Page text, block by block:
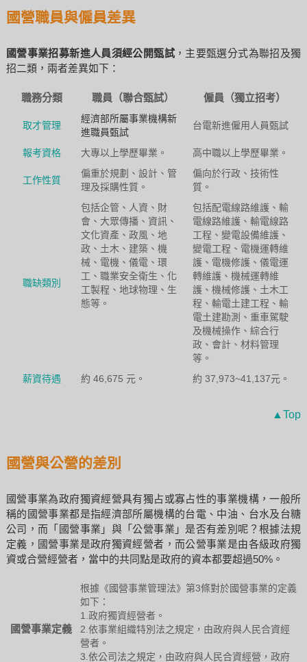
國營職員與僱員差異
國營事業招募新進人員須經公開甄試，主要甄選分式為聯招及獨
招二類，兩者差異如下：
職務分類 職員（聯合甄試） 僱員（獨立招考）
取才管理
經濟部所屬事業機構新
進職員甄試
台電新進僱用人員甄試
報考資格 大專以上學歷畢業。 高中職以上學歷畢業。
工作性質
偏重於規劃、設計、管
理及採購性質。
偏向於行政、技術性
質。
職缺類別
包括企管、人資、財
會、大眾傳播、資訊、
文化資產、政風、地
政、土木、建築、機
械、電機、儀電、環
工、職業安全衛生、化
工製程、地球物理、生
態等。
包括配電線路維護、輸
電線路維護、輸電線路
工程、變電設備維護、
變電工程、電機運轉維
護、電機修護、儀電運
轉維護、機械運轉維
護、機械修護、土木工
程、輸電土建工程、輸
電土建勘測、重車駕駛
及機械操作、綜合行
政、會計、材料管理
等。
薪資待遇
約 46,675 元。 約 37,973~41,137元。
▲Top
國營與公營的差別
國營事業為政府獨資經營具有獨占或寡占性的事業機構，一般所
稱的國營事業都是指經濟部所屬機構的台電、中油、台水及台糖
公司，而「國營事業」與「公營事業」是否有差別呢？根據法規
定義，國營事業是政府獨資經營者，而公營事業是由各級政府獨
資或合營經營者，當中的共同點是政府的資本都要超過50%。
國營事業定義
根據《國營事業管理法》第3條對於國營事業的定義
如下：
1.政府獨資經營者。
2.依事業組織特別法之規定，由政府與人民合資經
營者。
3.依公司法之規定，由政府與人民合資經營，政府